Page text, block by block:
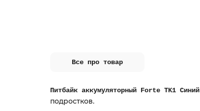
Все про товар
Питбайк аккумуляторный Forte TK1 Синий
подростков.